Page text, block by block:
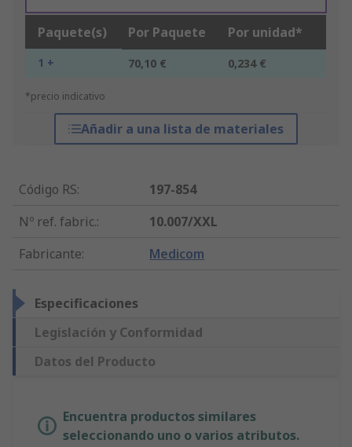
Paquete(s) Por Paquete Por unidad*
1 + 70,10 € 0,234 €
*precio indicativo
Añadir a una lista de materiales
Código RS:
197-854
Nº ref. fabric.:
10.007/XXL
Fabricante: Medicom
Especificaciones
Legislación y Conformidad
Datos del Producto
Encuentra productos similares
seleccionando uno o varios atributos.